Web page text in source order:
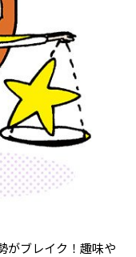
がブレイク！趣味や